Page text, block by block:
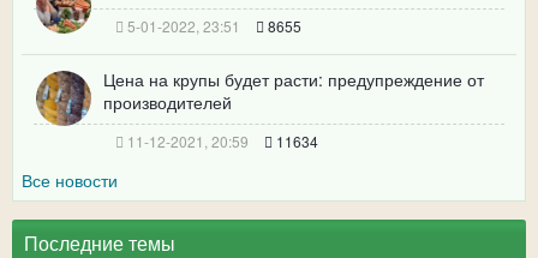
5-01-2022, 23:51 8655
Цена на крупы будет расти: предупреждение от
производителей
11-12-2021, 20:59 11634
Все новости
Последние темы